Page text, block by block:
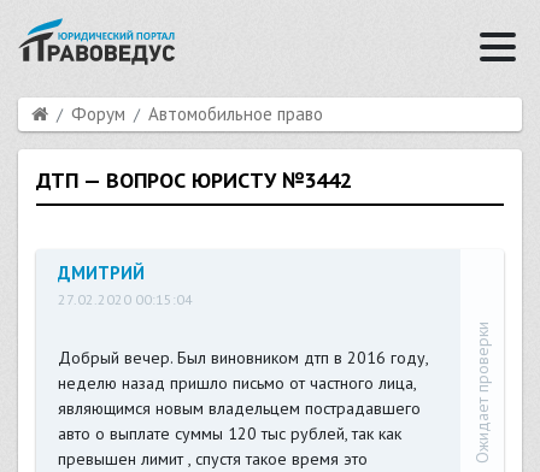
Форум Автомобильное право
ДТП — ВОПРОС ЮРИСТУ №3442
ДМИТРИЙ
27.02.2020 00:15:04
Добрый вечер. Был виновником дтп в 2016 году,
неделю назад пришло письмо от частного лица,
являющимся новым владельцем пострадавшего
авто о выплате суммы 120 тыс рублей, так как
превышен лимит , спустя такое время это
Ожидает проверки